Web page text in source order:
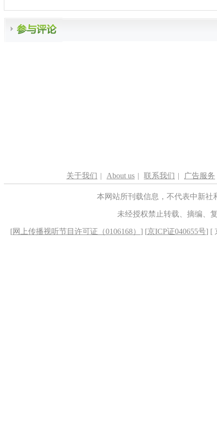
关于我们 | About us | 联系我们 | 广告服务
本网站所刊载信息，不代表中新
未经授权禁止转载、摘编、
[网上传播视听节目许可证（0106168） ] [京ICP证040655号] [